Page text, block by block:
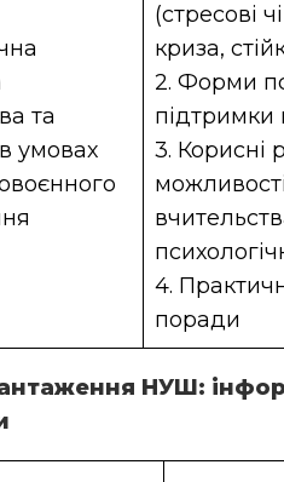
та
умовах
(стресові
криза,
2. Форми
підтримки
3. Корисні
4.
поради
НУШ: